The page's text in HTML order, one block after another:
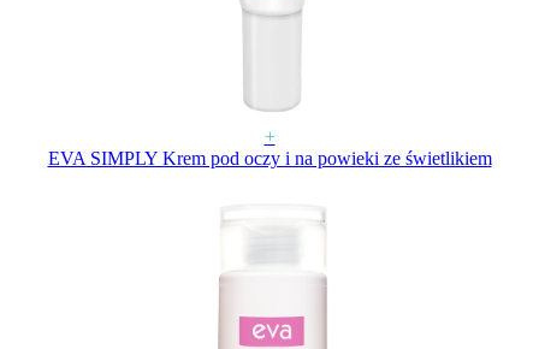
+
EVA SIMPLY Krem pod oczy i na powieki ze świetlikiem